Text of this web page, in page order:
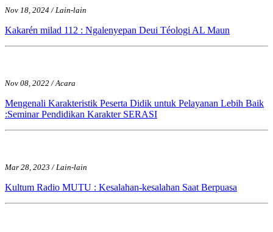
Nov 18, 2024 / Lain-lain
Kakarén milad 112 : Ngalenyepan Deui Téologi AL Maun
Nov 08, 2022 / Acara
Mengenali Karakteristik Peserta Didik untuk Pelayanan Lebih Baik
:Seminar Pendidikan Karakter SERASI
Mar 28, 2023 / Lain-lain
Kultum Radio MUTU : Kesalahan-kesalahan Saat Berpuasa